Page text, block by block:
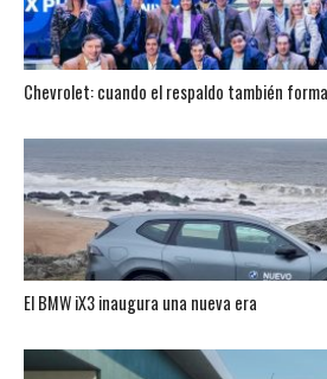
Chevrolet: cuando el respaldo también
El BMW iX3 inaugura una nueva era